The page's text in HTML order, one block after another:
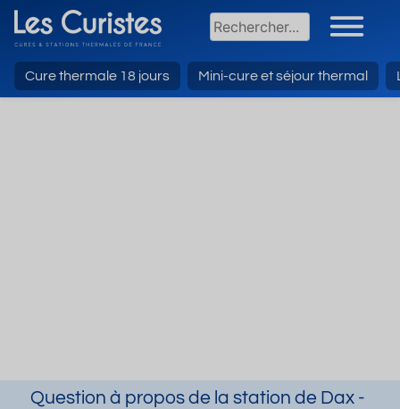
Cure thermale 18 jours Mini-cure et séjour thermal
Question à propos de la station de Dax -